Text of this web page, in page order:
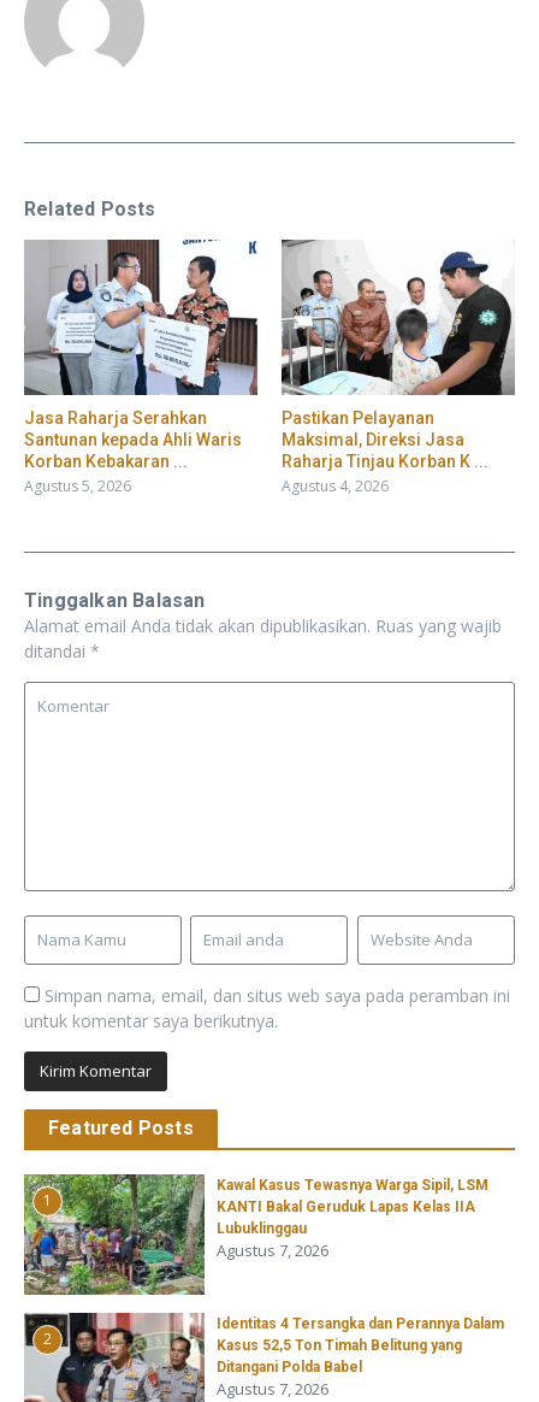
Related Posts
Jasa Raharja Serahkan
Santunan kepada Ahli Waris
Korban Kebakaran ...
Agustus 5, 2026
Pastikan Pelayanan
Maksimal, Direksi Jasa
Raharja Tinjau Korban K ...
Agustus 4, 2026
Tinggalkan Balasan
Alamat email Anda tidak akan dipublikasikan. Ruas yang wajib
ditandai *
Simpan nama, email, dan situs web saya pada peramban ini
untuk komentar saya berikutnya.
Featured Posts
1
Kawal Kasus Tewasnya Warga Sipil, LSM
KANTI Bakal Geruduk Lapas Kelas IIA
Lubuklinggau
Agustus 7, 2026
2
Identitas 4 Tersangka dan Perannya Dalam
Kasus 52,5 Ton Timah Belitung yang
Ditangani Polda Babel
Agustus 7, 2026